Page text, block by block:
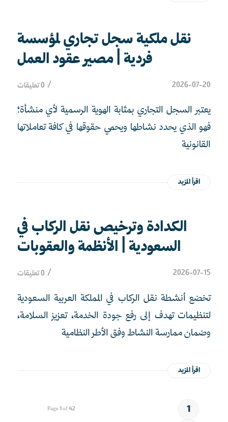
نقل ملكية سجل تجاري لمؤسسة
فردية | مصير عقود العمل
2026-07-20
/ 0 تعليقات
يعتبر السجل التجاري بمثابة الهوية الرسمية لأي منشأة؛
فهو الذي يحدد نشاطها ويحمي حقوقها في كافة تعاملاتها
القانونية
اقرأ المزيد
الكدادة وترخيص نقل الركاب في
السعودية | الأنظمة والعقوبات
2026-07-15
/ 0 تعليقات
تخضع أنشطة نقل الركاب في المملكة العربية السعودية
لتنظيمات تهدف إلى رفع جودة الخدمة، تعزيز السلامة،
وضمان ممارسة النشاط وفق الأطر النظامية
اقرأ المزيد
Page 1 of 42 1